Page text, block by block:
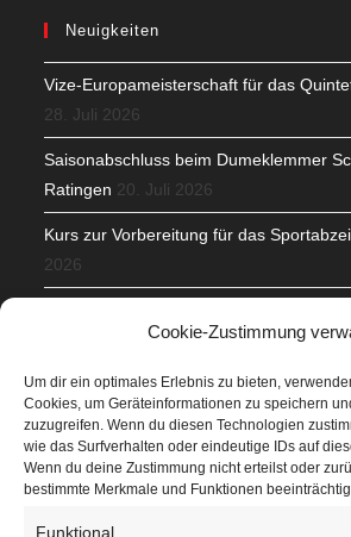
Cookie-Zustimmung
Um dir ein optimales Erlebnis zu bieten,
Cookies, um Geräteinformationen zu speichern
zuzugreifen. Wenn du diesen Technologien
wie das Surfverhalten oder eindeutige IDs auf
Wenn du deine Zustimmung nicht erteilst oder
bestimmte Merkmale und Funktionen
Funktional
Neuigkeiten
Vize-Europameisterschaft für das
28. Juli 2026
Saisonabschluss beim Dumeklemmer
Ratingen 20. Juli 2026
Kurs zur Vorbereitung für das
2026
Veranstaltungen
Höffner Run